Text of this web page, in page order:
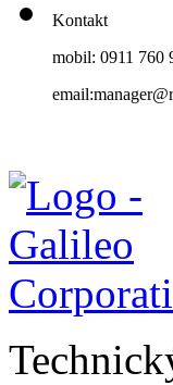
Kontakt
mobil: 0911 760